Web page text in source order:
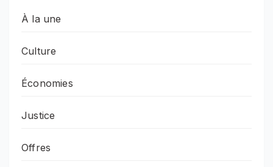
À la une
Culture
Économies
Justice
Offres